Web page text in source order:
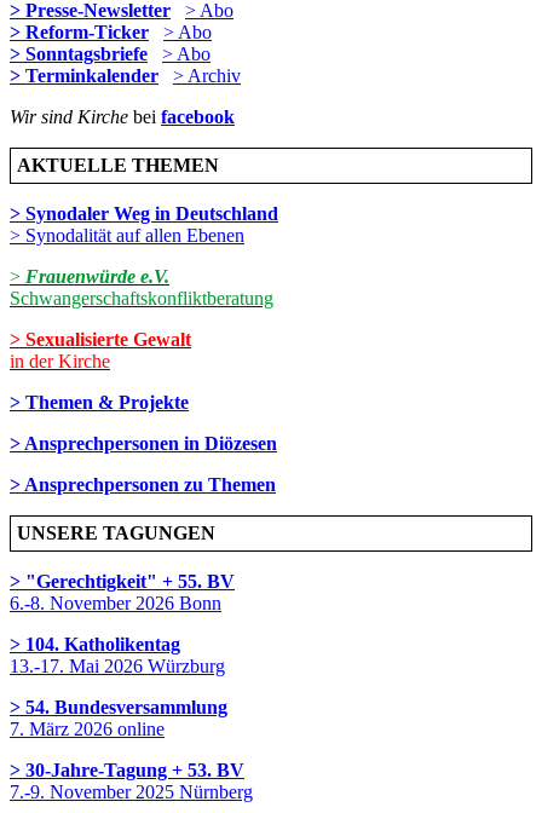
> Presse-Newsletter
> Abo
> Reform-Ticker
> Abo
> Sonntagsbriefe
> Abo
> Terminkalender
> Archiv
Wir sind Kirche bei facebook
AKTUELLE THEMEN
> Synodaler Weg in Deutschland
> Synodalität auf allen Ebenen
> Frauenwürde e.V.
Schwangerschaftskonfliktberatung
> Sexualisierte Gewalt
in der Kirche
> Themen & Projekte
> Ansprechpersonen in Diözesen
> Ansprechpersonen zu Themen
UNSERE TAGUNGEN
> "Gerechtigkeit" + 55. BV
6.-8. November 2026 Bonn
> 104. Katholikentag
13.-17. Mai 2026 Würzburg
> 54. Bundesversammlung
7. März 2026 online
> 30-Jahre-Tagung + 53. BV
7.-9. November 2025 Nürnberg